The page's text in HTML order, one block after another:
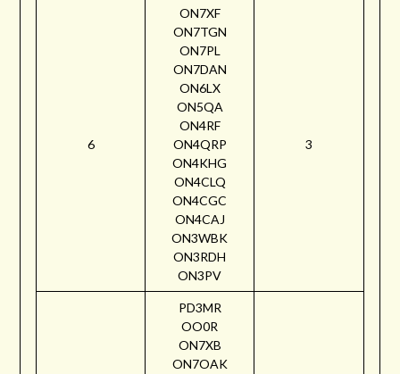
6
ON7XF
ON7TGN
ON7PL
ON7DAN
ON6LX
ON5QA
ON4RF
ON4QRP
ON4KHG
ON4CLQ
ON4CGC
ON4CAJ
ON3WBK
ON3RDH
ON3PV
3
PD3MR
OO0R
ON7XB
ON7OAK